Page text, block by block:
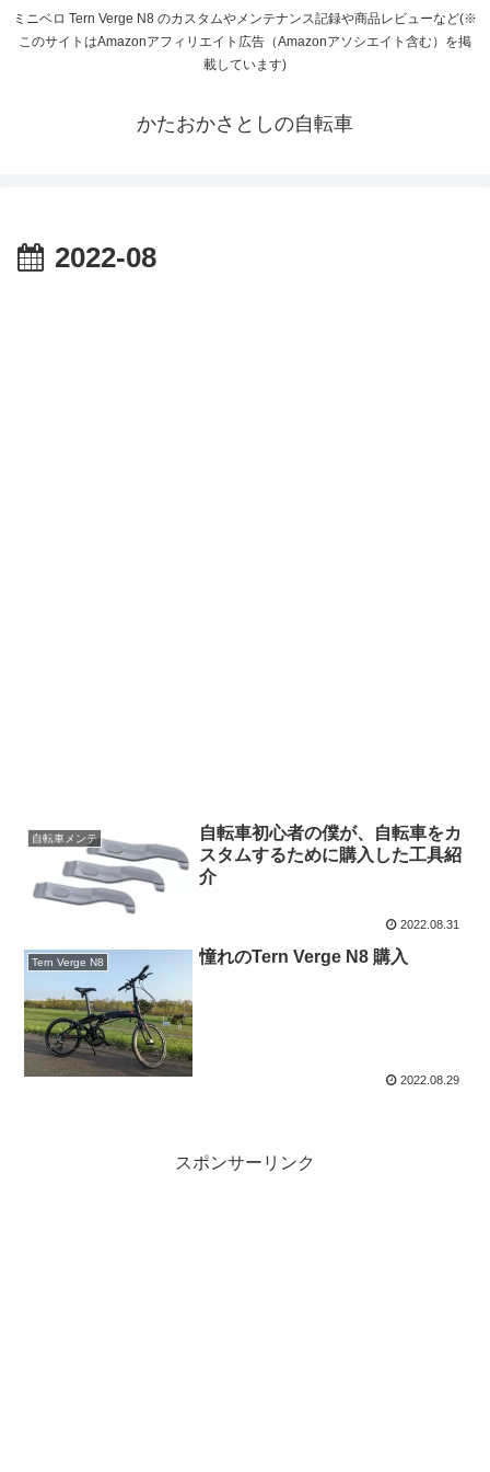
ミニベロ Tern Verge N8 のカスタムやメンテナンス記録や商品レビューなど(※
このサイトはAmazonアフィリエイト広告（Amazonアソシエイト含む）を掲
載しています)
かたおかさとしの自転車
2022-08
自転車メンテ
自転車初心者の僕が、自転車をカ
スタムするために購入した工具紹
介
2022.08.31
Tern Verge N8 憧れのTern Verge N8 購入
2022.08.29
スポンサーリンク